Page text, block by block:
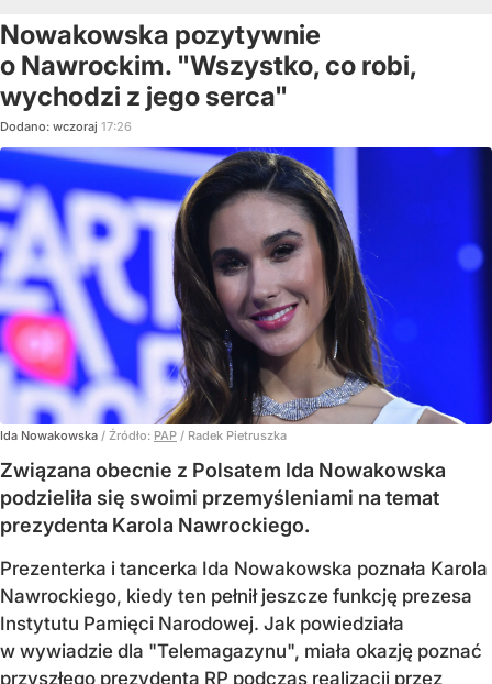
Nowakowska pozytywnie
o Nawrockim. "Wszystko, co robi,
wychodzi z jego serca"
Dodano: wczoraj 17:26
Ida Nowakowska / Źródło: PAP / Radek Pietruszka
Związana obecnie z Polsatem Ida Nowakowska
podzieliła się swoimi przemyśleniami na temat
prezydenta Karola Nawrockiego.
Prezenterka i tancerka Ida Nowakowska poznała Karola
Nawrockiego, kiedy ten pełnił jeszcze funkcję prezesa
Instytutu Pamięci Narodowej. Jak powiedziała
w wywiadzie dla "Telemagazynu", miała okazję poznać
przyszłego prezydenta RP podczas realizacji przez